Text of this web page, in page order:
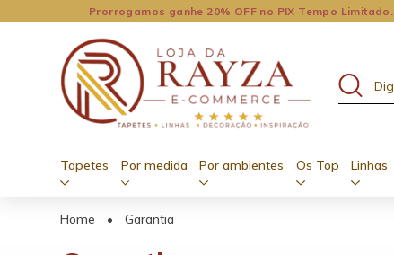
Prorrogamos ganhe 20% OFF no PIX Tempo Limitado.
Tapetes Por medida Por ambientes Os Top Linhas
Home • Garantia